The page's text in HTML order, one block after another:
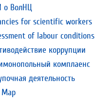
о ВолНЦ
for scientific workers
of labour conditions
коррупции
комплаенс
деятельность